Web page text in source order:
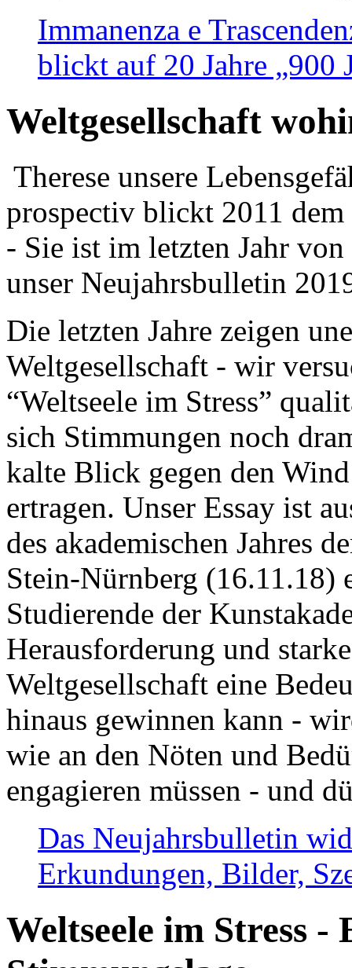
Immanenza e
blickt auf 20 Jahre „900
Weltgesellschaft
Therese unsere
prospectiv blickt 2011
- Sie ist im letzten Jahr
unser Neujahrsbulletin
Die letzten Jahre zeigen
Weltgesellschaft - wir
“Weltseele im Stress”
sich Stimmungen noch
kalte Blick gegen den
ertragen. Unser Essay ist
des akademischen Jahres
Stein-Nürnberg (16.11.18)
Studierende der
Herausforderung und
Weltgesellschaft eine
hinaus gewinnen kann -
wie an den Nöten und
engagieren müssen - und
Das Neujahrsbulletin
Erkundungen, Bilder,
Weltseele im Stress -